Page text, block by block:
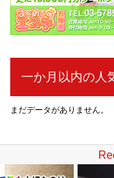
一か月以内の人
まだデータがありません。